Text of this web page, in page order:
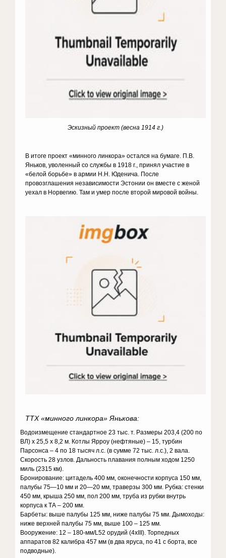
Эскизный проект (весна 1914 г.)
В итоге проект «минного линкора» остался на бумаге. П.В.
Яньков, уволенный со службы в 1918 г., принял участие в
«белой борьбе» в армии Н.Н. Юденича. После
провозглашения независимости Эстонии он вместе с женой
уехал в Норвегию. Там и умер после второй мировой войны.
ТТХ «минного линкора» Янькова:
Водоизмещение стандартное 23 тыс. т. Размеры 203,4 (200 по
ВЛ) х 25,5 х 8,2 м. Котлы Ярроу (нефтяные) – 15, турбин
Парсонса – 4 по 18 тысяч л.с. (в сумме 72 тыс. л.с.), 2 вала.
Скорость 28 узлов. Дальность плавания полным ходом 1250
миль (2315 км).
Бронирование: цитадель 400 мм, оконечности корпуса 150 мм,
палубы 75—10 мм и 20—20 мм, траверзы 300 мм. Рубка: стенки
450 мм, крыша 250 мм, пол 200 мм, труба из рубки внутрь
корпуса к ТА – 200 мм.
Барбеты: выше палубы 125 мм, ниже палубы 75 мм. Дымоходы:
ниже верхней палубы 75 мм, выше 100 – 125 мм.
Вооружение: 12 – 180-мм/L52 орудий (4xIII). Торпедных
аппаратов 82 калибра 457 мм (в два яруса, по 41 с борта, все
подводные).